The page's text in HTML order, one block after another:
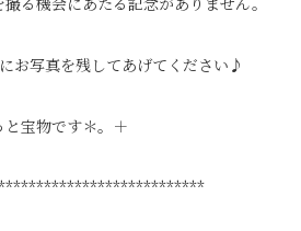
お写真を残してあげてください♪
宝物です＊。＋